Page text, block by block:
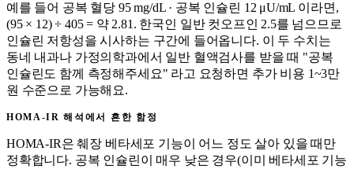
예를 들어 공복 혈당 95 mg/dL · 공복 인슐린 12 μU/mL 이라면,
(95 × 12) ÷ 405 = 약 2.81. 한국인 일반 컷오프인 2.5를 넘으므로
인슐린 저항성을 시사하는 구간에 들어옵니다. 이 두 수치는
동네 내과나 가정의학과에서 일반 혈액검사를 받을 때 "공복
인슐린도 함께 측정해주세요" 라고 요청하면 추가 비용 1~3만
원 수준으로 가능해요.
HOMA-IR 해석에서 흔한 함정
HOMA-IR은 췌장 베타세포 기능이 어느 정도 살아 있을 때만
정확합니다. 공복 인슐린이 매우 낮은 경우(이미 베타세포 기능